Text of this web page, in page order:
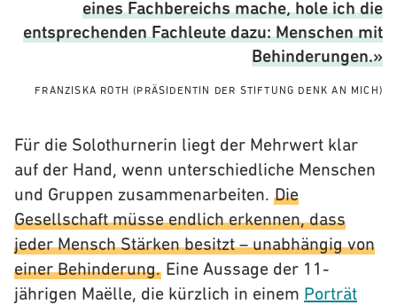
eines Fachbereichs mache, hole ich die
entsprechenden Fachleute dazu: Menschen mit
Behinderungen.»
FRANZISKA ROTH(PRÄSIDENTIN DER STIFTUNG DENK AN MICH)
Für die Solothurnerin liegt der Mehrwert klar
auf der Hand, wenn unterschiedliche Menschen
und Gruppen zusammenarbeiten. Die
Gesellschaft müsse endlich erkennen, dass
jeder Mensch Stärken besitzt – unabhängig von
einer Behinderung. Eine Aussage der 11-
jährigen Maëlle, die kürzlich in einem Porträt